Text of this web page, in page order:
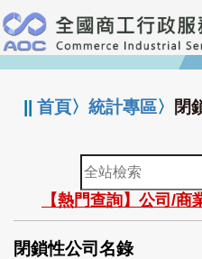
跳
到
主
要
:::
||首頁〉統計專區〉 閉
全
站
檢
索
【熱門查詢】公司/商
閉鎖性公司名錄